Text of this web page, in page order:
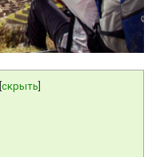
[скрыть]